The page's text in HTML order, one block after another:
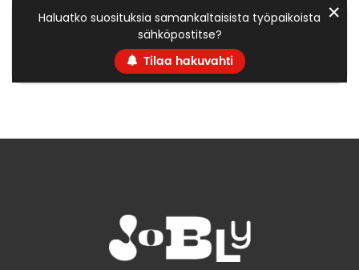
Haluatko suosituksia samankaltaisista työpaikoista
sähköpostitse?
Tilaa hakuvahti
✕